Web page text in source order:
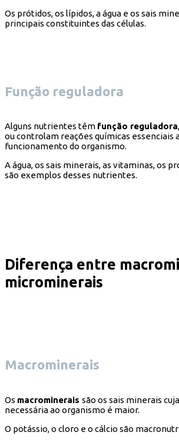
Os prótidos, os lípidos, a água e os sais
principais constituintes das células.
Função reguladora
Alguns nutrientes têm função reguladora
ou controlam reações químicas essenciais
funcionamento do organismo.
A água, os sais minerais, as vitaminas, os
são exemplos desses nutrientes.
Diferença entre
microminerais
Macrominerais
Os macrominerais são os sais minerais
necessária ao organismo é maior.
O potássio, o cloro e o cálcio são